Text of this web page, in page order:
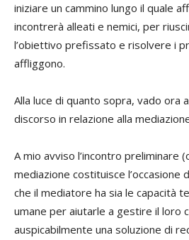
iniziare un cammino lungo il quale
incontrerà alleati e nemici, per
l’obiettivo prefissato e risolvere i
affliggono.
Alla luce di quanto sopra, vado ora
discorso in relazione alla
A mio avviso l’incontro preliminare
mediazione costituisce l’occasione
che il mediatore ha sia le capacità
umane per aiutarle a gestire il loro
auspicabilmente una soluzione di